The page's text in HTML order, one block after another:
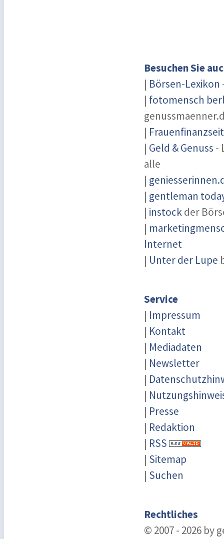
Besuchen Sie
| Börsen-Lexikon
| fotomensch
|
| Geld & Genuss -
alle
|
| gentleman
| instockder
|
Internet
| Unter der Lupe
Service
| Impressum
| Kontakt
| Mediadaten
| Newsletter
|
|
| Presse
| Redaktion
| RSS
| Sitemap
| Suchen
Rechtliches
© 2007 - 2026 by